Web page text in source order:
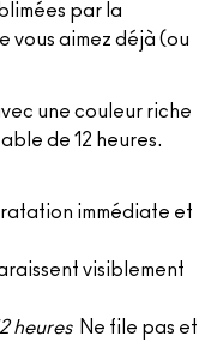
par la
vous aimez déjà (ou
une couleur riche
de 12 heures.
immédiate et
visiblement
heures Ne file pas et